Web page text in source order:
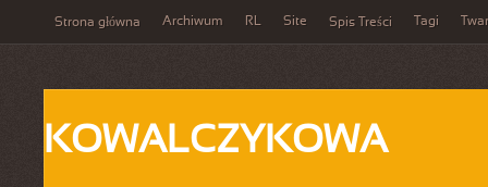
Strona główna Archiwum RL Site Spis Treści Tagi
KOWALCZYKOWA